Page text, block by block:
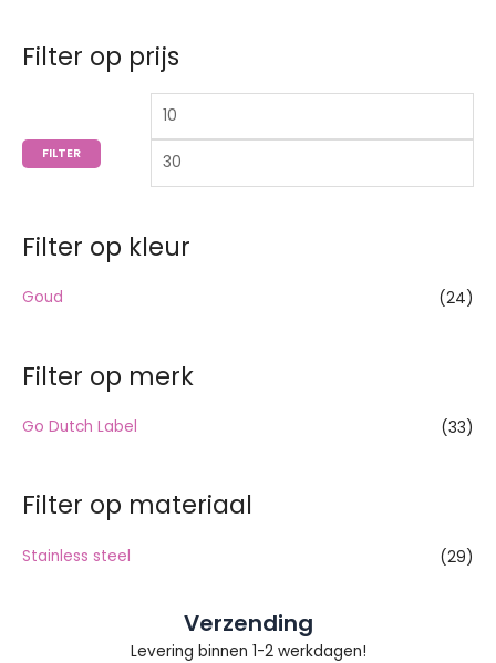
k
n
a
Filter op prijs
.
i
FILTER
Filter op kleur
Goud (24)
Filter op merk
Go Dutch Label (33)
Filter op materiaal
Stainless steel (29)
Verzending
Levering binnen 1-2 werkdagen!